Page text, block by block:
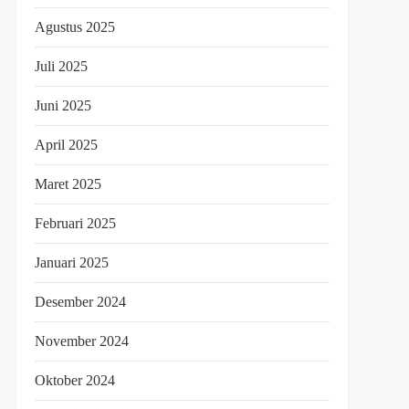
Agustus 2025
Juli 2025
Juni 2025
April 2025
Maret 2025
Februari 2025
Januari 2025
Desember 2024
November 2024
Oktober 2024